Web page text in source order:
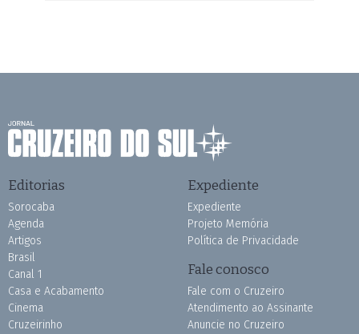
Editorias
Sorocaba
Agenda
Artigos
Brasil
Canal 1
Casa e Acabamento
Cinema
Cruzeirinho
Expediente
Expediente
Projeto Memória
Política de Privacidade
Fale conosco
Fale com o Cruzeiro
Atendimento ao Assinante
Anuncie no Cruzeiro